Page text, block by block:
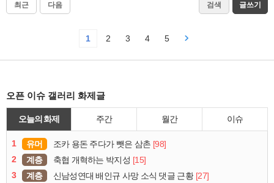
최근 다음 검색 글쓰기
1 2 3 4 5
오픈 이슈 갤러리 화제글
오늘의 화제 주간 월간 이슈
1 유머 조카 용돈 주다가 뺏은 삼촌 [98]
2
계층 축협 개혁하는 박지성 [15]
3
계층 신남성연대 배인규 사망 소식 댓글 근황 [27]